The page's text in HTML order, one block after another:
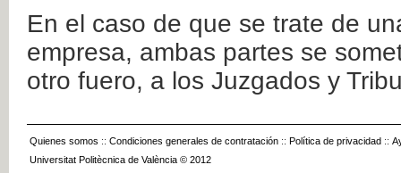
En el caso de que se trate de
empresa, ambas partes se
otro fuero, a los Juzgados y
Quienes somos :: Condiciones generales de contratación :: Política de privacidad ::
Universitat Politècnica de València © 2012